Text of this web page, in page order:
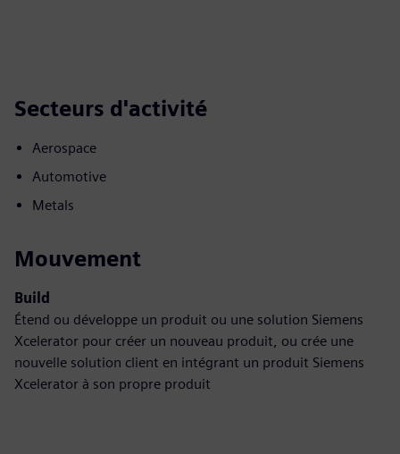
Secteurs d'activité
Aerospace
Automotive
Metals
Mouvement
Build
Étend ou développe un produit ou une solution Siemens
Xcelerator pour créer un nouveau produit, ou crée une
nouvelle solution client en intégrant un produit Siemens
Xcelerator à son propre produit